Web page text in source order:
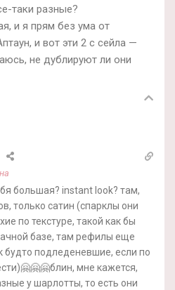
таки разные?
и я прям без ума от
и вот эти 2 с сейла —
не дублируют ли они
большая? instant look? там,
только сатин (спарклы они
по текстуре, такой как бы
базе, там рефилы еще
будто подледеневшие, если по
мне кажется,
у шарлотты, то есть они